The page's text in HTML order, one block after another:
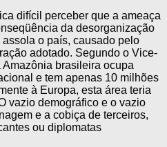
difícil perceber que a ameaça
da desorganização
o país, causado pelo
adotado. Segundo o Vice-
brasileira ocupa
e tem apenas 10 milhões
à Europa, esta área teria
vazio demográfico e o vazio
e a cobiça de terceiros,
ou diplomatas